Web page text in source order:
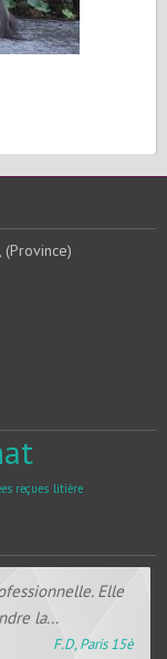
(Province)
reçues litière
Elle
la...
F.D, Paris 15è